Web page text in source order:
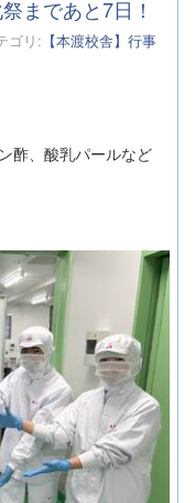
まであと7日！
ゴリ: 【本渡校舎】行事
酢、酸乳パールなど